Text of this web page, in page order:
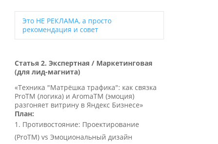
Это НЕ РЕКЛАМА, а просто
рекомендация и совет
Статья 2. Экспертная / Маркетинговая
(для лид-магнита)
«Техника "Матрёшка трафика": как связка
ProTM (логика) и AromaTM (эмоция)
разгоняет витрину в Яндекс Бизнесе»
План:
Противостояние: Проектирование
(ProTM) vs Эмоциональный дизайн